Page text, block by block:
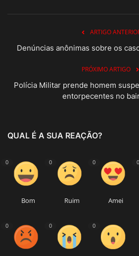
ARTIGO
Denúncias anônimas sobre os
PRÓXIMO ARTIGO
Polícia Militar prende homem
entorpecentes no
QUAL É A SUA REAÇÃO?
0
Bom
0
Ruim
0
Amei
0
0 0 0